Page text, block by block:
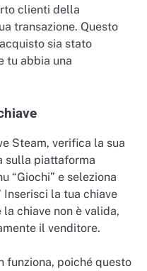
clienti della
transazione. Questo
sia stato
tu abbia una
Steam, verifica la sua
sulla piattaforma
“Giochi” e seleziona
Inserisci la tua chiave
chiave non è valida,
il venditore.
funziona, poiché questo